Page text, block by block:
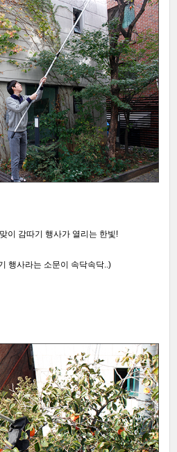
이 감따기 행사가 열리는 한빛!
행사라는 소문이 속닥속닥..)